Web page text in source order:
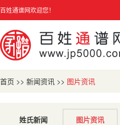
百姓通谱网欢迎您！
首页 >> 新闻资讯 >> 图片资讯
姓氏新闻 图片资讯